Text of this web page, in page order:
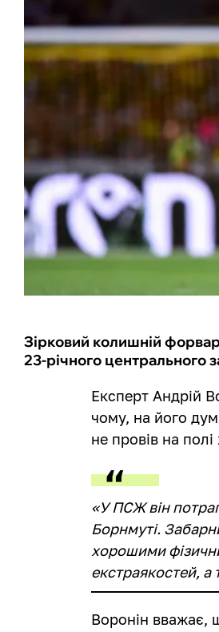
Зірковий колишній
23-річного центрального
Експерт Андрій
чому, на його
не провів на
«У ПСЖ він
Борнмуті.
хорошими
екстраякостей, а
Воронін вважає,